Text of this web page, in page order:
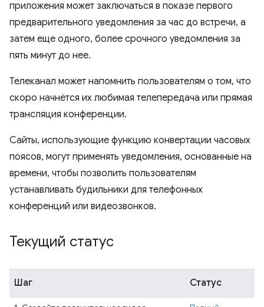
приложения может заключаться в показе первого
предварительного уведомления за час до встречи, а
затем еще одного, более срочного уведомления за
пять минут до нее.
Телеканал может напомнить пользователям о том, что
скоро начнётся их любимая телепередача или прямая
трансляция конференции.
Сайты, использующие функцию конвертации часовых
поясов, могут применять уведомления, основанные на
времени, чтобы позволить пользователям
устанавливать будильники для телефонных
конференций или видеозвонков.
Текущий статус
Шаг Статус